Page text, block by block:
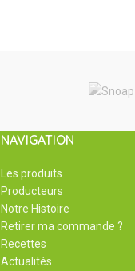
NAVIGATION
Les produits
Producteurs
Notre Histoire
Retirer ma commande ?
Recettes
Actualités